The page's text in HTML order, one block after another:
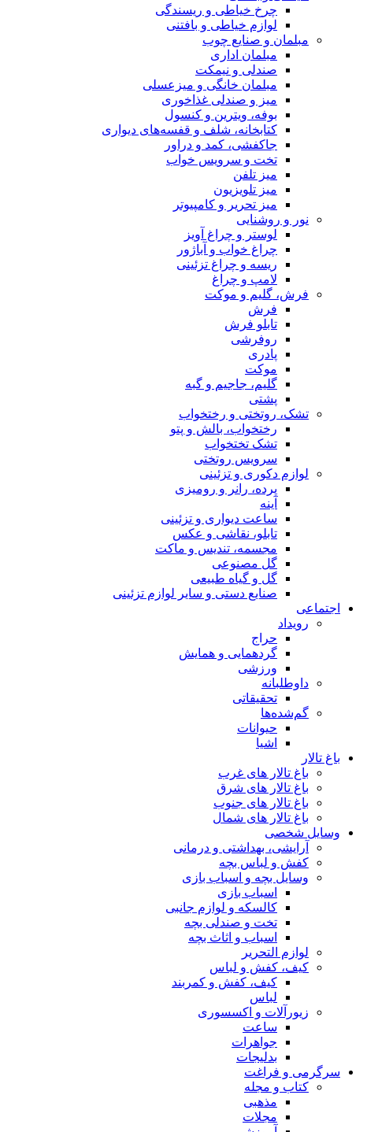
چرخ خیاطی و ریسندگی
لوازم خیاطی و بافتنی
مبلمان و صنایع چوب
مبلمان اداری
صندلی و نیمکت
مبلمان خانگی و میزعسلی
میز و صندلی غذاخوری
بوفه، ویترین و کنسول
کتابخانه، شلف و قفسه‌های دیواری
جاکفشی، کمد و دراور
تخت و سرویس خواب
میز تلفن
میز تلویزیون
میز تحریر و کامپیوتر
نور و روشنایی
لوستر و چراغ آویز
چراغ خواب و آباژور
ریسه و چراغ تزئینی
لامپ و چراغ
فرش، گلیم و موکت
فرش
تابلو فرش
روفرشی
پادری
موکت
گلیم، جاجیم و گبه
پشتی
تشک، روتختی و رختخواب
رختخواب، بالش و پتو
تشک تختخواب
سرویس روتختی
لوازم دکوری و تزئینی
پرده، رانر و رومیزی
آینه
ساعت دیواری و تزئینی
تابلو، نقاشی و عکس
مجسمه، تندیس و ماکت
گل مصنوعی
گل و گیاه طبیعی
صنایع دستی و سایر لوازم تزئینی
اجتماعی
رویداد
حراج
گردهمایی و همایش
ورزشی
داوطلبانه
تحقیقاتی
گم‌شده‌ها
حیوانات
اشیا
باغ تالار
باغ تالار های غرب
باغ تالار های شرق
باغ تالار های جنوب
باغ تالار های شمال
وسایل شخصی
آرایشی، بهداشتی و درمانی
کفش و لباس بچه
وسایل بچه و اسباب بازی
اسباب بازی
کالسکه و لوازم جانبی
تخت و صندلی بچه
اسباب و اثاث بچه
لوازم التحریر
کیف، کفش و لباس
کیف، کفش و کمربند
لباس
زیورآلات و اکسسوری
ساعت
جواهرات
بدلیجات
سرگرمی و فراغت
کتاب و مجله
مذهبی
مجلات